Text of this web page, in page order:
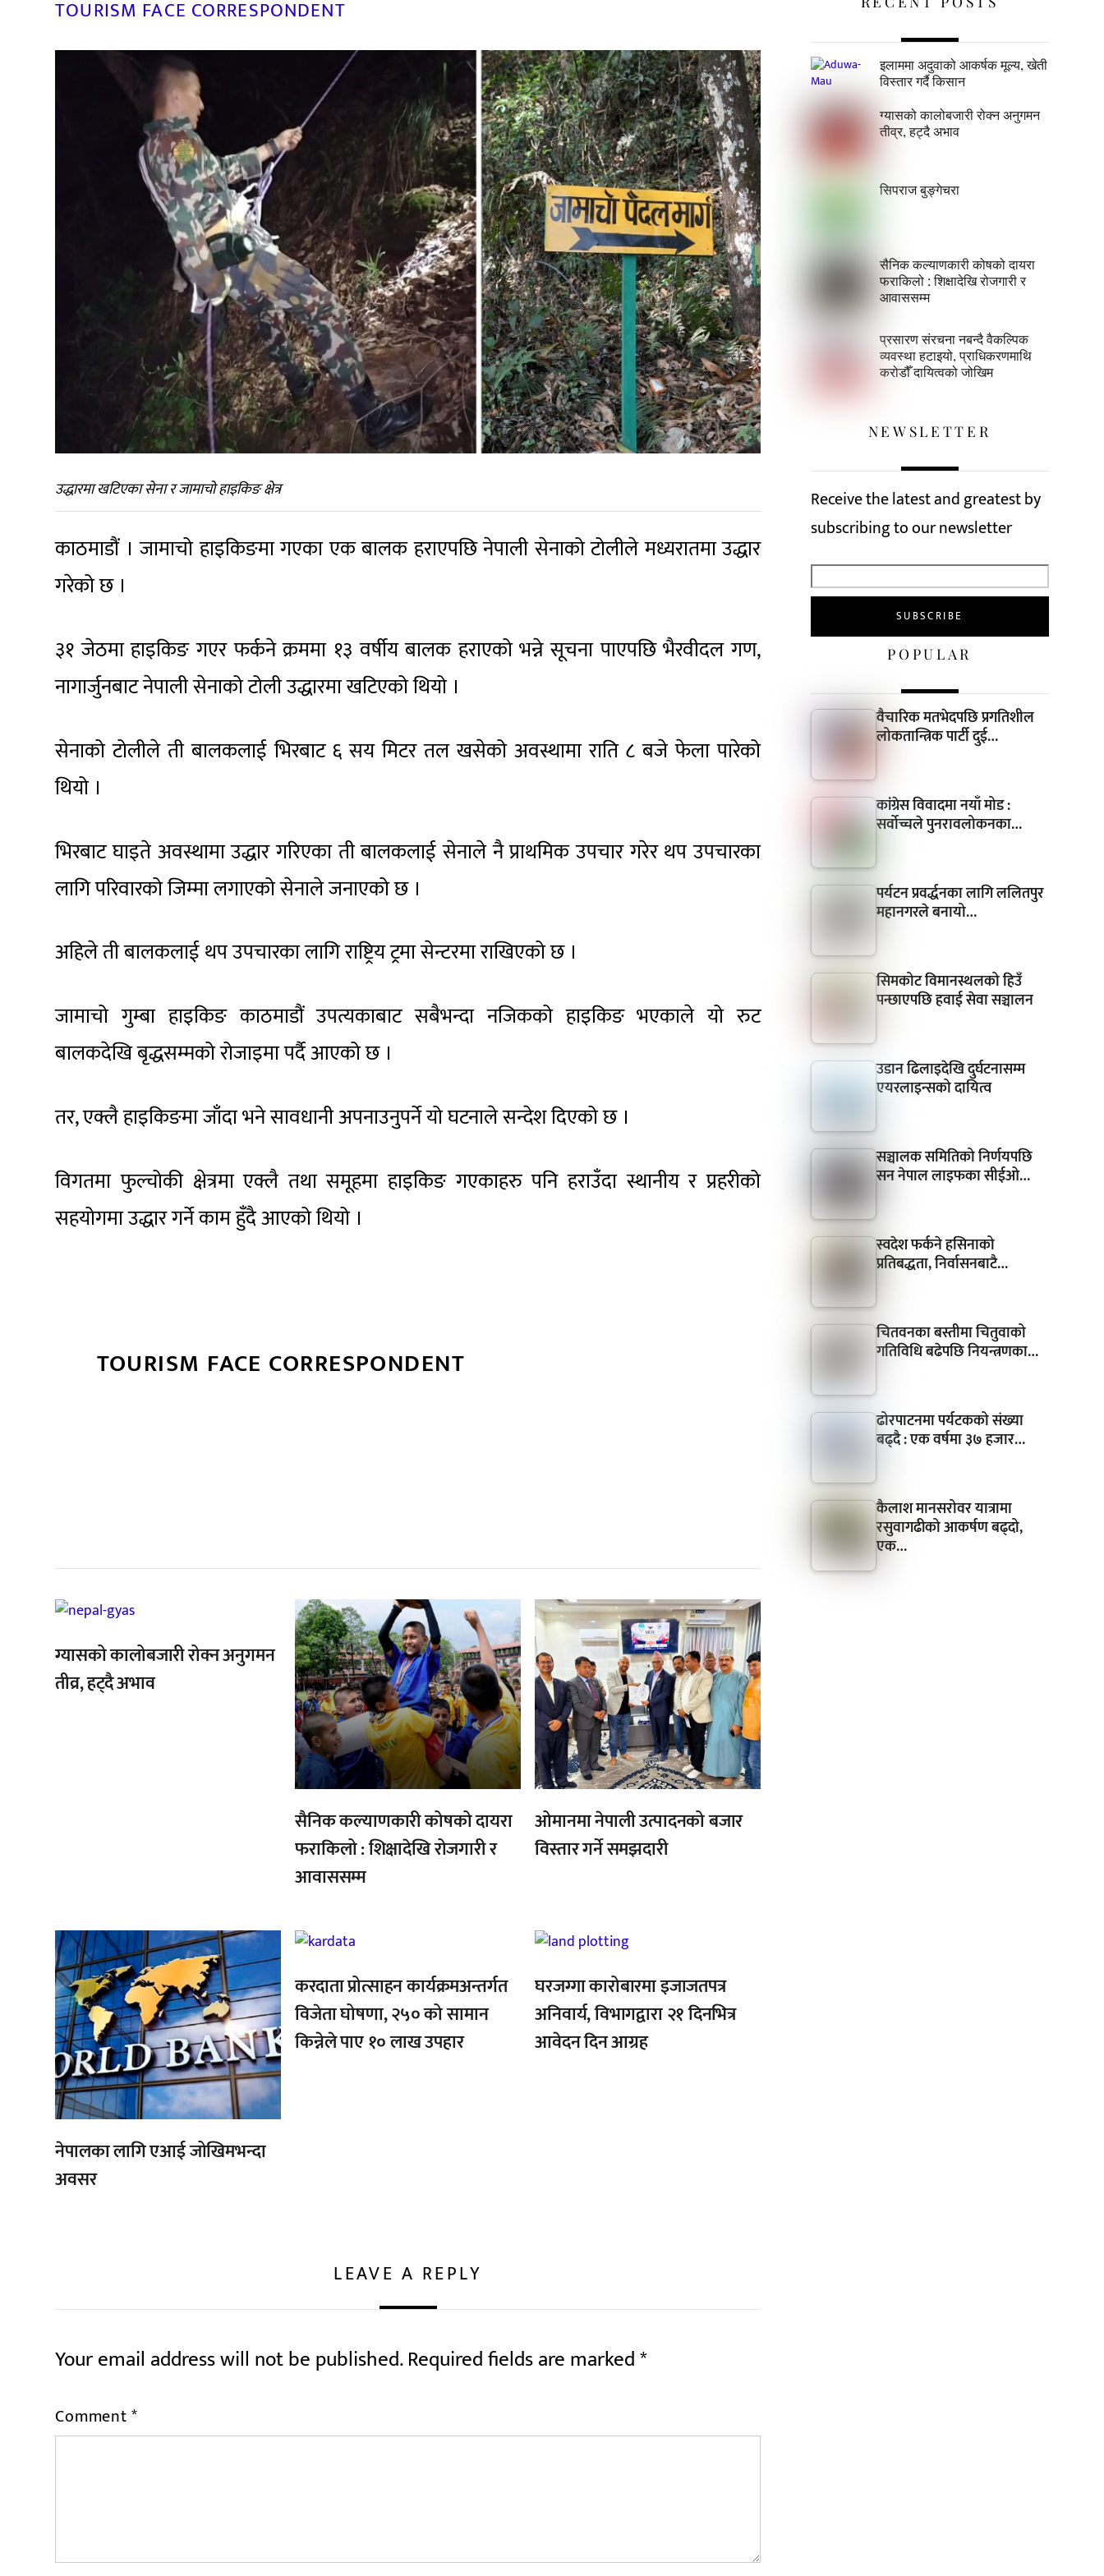
TOURISM FACE CORRESPONDENT
उद्धारमा खटिएका सेना र जामाचो हाइकिङ क्षेत्र
काठमाडौं । जामाचो हाइकिङमा गएका एक बालक हराएपछि नेपाली सेनाको टोलीले मध्यरातमा उद्धार
गरेको छ ।
३१ जेठमा हाइकिङ गएर फर्कने क्रममा १३ वर्षीय बालक हराएको भन्ने सूचना पाएपछि भैरवीदल गण,
नागार्जुनबाट नेपाली सेनाको टोली उद्धारमा खटिएको थियो ।
सेनाको टोलीले ती बालकलाई भिरबाट ६ सय मिटर तल खसेको अवस्थामा राति ८ बजे फेला पारेको
थियो ।
भिरबाट घाइते अवस्थामा उद्धार गरिएका ती बालकलाई सेनाले नै प्राथमिक उपचार गरेर थप उपचारका
लागि परिवारको जिम्मा लगाएको सेनाले जनाएको छ ।
अहिले ती बालकलाई थप उपचारका लागि राष्ट्रिय ट्रमा सेन्टरमा राखिएको छ ।
जामाचो गुम्बा हाइकिङ काठमाडौं उपत्यकाबाट सबैभन्दा नजिकको हाइकिङ भएकाले यो रुट
बालकदेखि बृद्धसम्मको रोजाइमा पर्दै आएको छ ।
तर, एक्लै हाइकिङमा जाँदा भने सावधानी अपनाउनुपर्ने यो घटनाले सन्देश दिएको छ ।
विगतमा फुल्चोकी क्षेत्रमा एक्लै तथा समूहमा हाइकिङ गएकाहरु पनि हराउँदा स्थानीय र प्रहरीको
सहयोगमा उद्धार गर्ने काम हुँदै आएको थियो ।
TOURISM FACE CORRESPONDENT
,
ग्यासको कालोबजारी रोक्न अनुगमन
तीव्र, हट्दै अभाव
,
सैनिक कल्याणकारी कोषको दायरा
फराकिलो : शिक्षादेखि रोजगारी र
आवाससम्म
,,
ओमानमा नेपाली उत्पादनको बजार
विस्तार गर्ने समझदारी
,
नेपालका लागि एआई जोखिमभन्दा
अवसर
,
करदाता प्रोत्साहन कार्यक्रमअन्तर्गत
विजेता घोषणा, २५० को सामान
किन्नेले पाए १० लाख उपहार
,
घरजग्गा कारोबारमा इजाजतपत्र
अनिवार्य, विभागद्वारा २१ दिनभित्र
आवेदन दिन आग्रह
LEAVE A REPLY
Your email address will not be published.Required fields are marked*
Comment*
इलाममा अदुवाको आकर्षक मूल्य, खेती
विस्तार गर्दै किसान
ग्यासको कालोबजारी रोक्न अनुगमन
तीव्र, हट्दै अभाव
सिपराज बुङ्गेचरा
सैनिक कल्याणकारी कोषको दायरा
फराकिलो : शिक्षादेखि रोजगारी र
आवाससम्म
प्रसारण संरचना नबन्दै वैकल्पिक
व्यवस्था हटाइयो, प्राधिकरणमाथि
करोडौँ दायित्वको जोखिम
NEWSLETTER
Receive the latest and greatest by
subscribing to our newsletter
POPULAR
वैचारिक मतभेदपछि प्रगतिशील
लोकतान्त्रिक पार्टी दुई…
कांग्रेस विवादमा नयाँ मोड :
सर्वोच्चले पुनरावलोकनका…
पर्यटन प्रवर्द्धनका लागि ललितपुर
महानगरले बनायो…
सिमकोट विमानस्थलको हिउँ
पन्छाएपछि हवाई सेवा सञ्चालन
उडान ढिलाइदेखि दुर्घटनासम्म
एयरलाइन्सको दायित्व
सञ्चालक समितिको निर्णयपछि
सन नेपाल लाइफका सीईओ…
स्वदेश फर्कने हसिनाको
प्रतिबद्धता, निर्वासनबाटै…
चितवनका बस्तीमा चितुवाको
गतिविधि बढेपछि नियन्त्रणका…
ढोरपाटनमा पर्यटकको संख्या
बढ्दै : एक वर्षमा ३७ हजार…
कैलाश मानसरोवर यात्रामा
रसुवागढीको आकर्षण बढ्दो,
एक…